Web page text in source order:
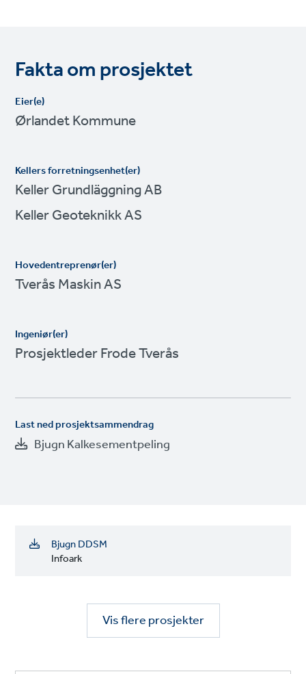
Fakta om prosjektet
Eier(e)
Ørlandet Kommune
Kellers forretningsenhet(er)
Keller Grundläggning AB
Keller Geoteknikk AS
Hovedentreprenør(er)
Tverås Maskin AS
Ingeniør(er)
Prosjektleder Frode Tverås
Last ned prosjektsammendrag
Bjugn Kalkesementpeling
Bjugn DDSM
Infoark
Vis flere prosjekter